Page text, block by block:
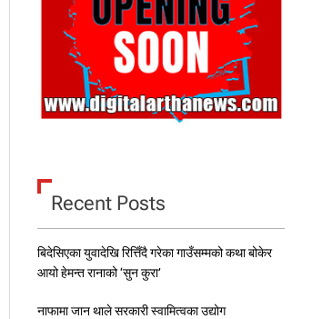
Recent Posts
बिदेसिएका युवादेखि रित्तिँदै गरेका गाउँसम्मको कथा बोकेर
आयो हेमन्त रानाको ‘सुन कुरा’
नाफामा जान थाले सरकारी स्वामित्वका उद्योग